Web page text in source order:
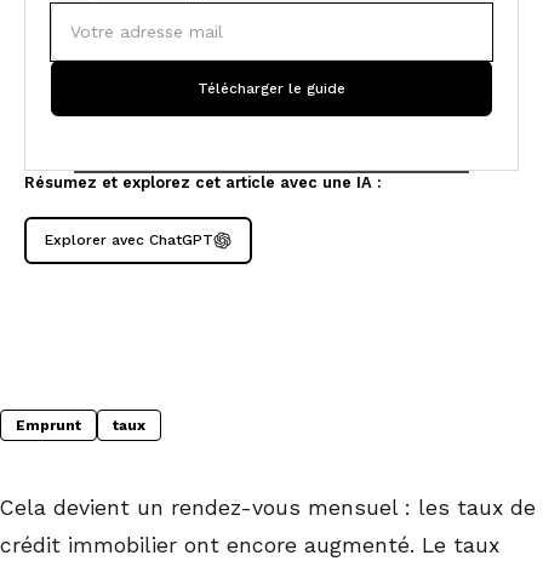
Résumez et explorez cet article avec une IA :
Explorer avec ChatGPT
Emprunt taux
Cela devient un rendez-vous mensuel : les taux de
crédit immobilier ont encore augmenté. Le taux